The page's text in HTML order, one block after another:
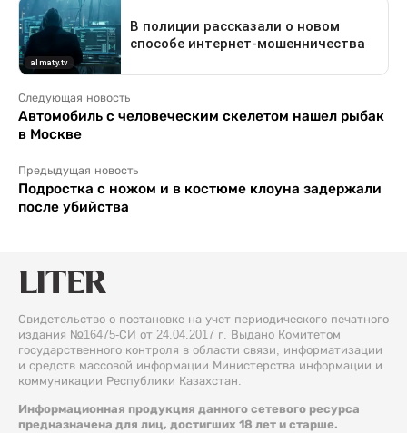
Следующая новость
Автомобиль с человеческим скелетом нашел рыбак
в Москве
Предыдущая новость
Подростка с ножом и в костюме клоуна задержали
после убийства
Свидетельство о постановке на учет периодического печатного
издания №16475-СИ от 24.04.2017 г. Выдано Комитетом
государственного контроля в области связи, информатизации
и средств массовой информации Министерства информации и
коммуникации Республики Казахстан.
Информационная продукция данного сетевого ресурса
предназначена для лиц, достигших 18 лет и старше.